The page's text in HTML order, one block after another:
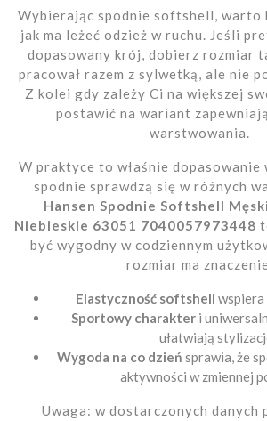
Wybierając spodnie softshell, warto
jak ma leżeć odzież w ruchu. Jeśli
dopasowany krój, dobierz rozmiar
pracował razem z sylwetką, ale nie
Z kolei gdy zależy Ci na większej
postawić na wariant
warstwowania.
W praktyce to właśnie dopasowanie
spodnie sprawdzą się w różnych
Hansen Spodnie Softshell
Niebieskie 63051 7040057973448
być wygodny w codziennym
rozmiar ma
Elastyczność softshell wspiera
Sportowy charakteri
ułatwiają
Wygoda na co dzień sprawia, że
aktywności w zmiennej
Uwaga: w dostarczonych danych